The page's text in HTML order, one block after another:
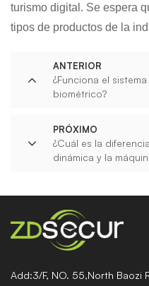
turismo digital. Se espera
tipos de productos de la
ANTERIOR
¿Funciona el
biométrico?
PRÓXIMO
¿Cuál es la
dinámica y la
Add:3/F, NO. 55,North Baozi